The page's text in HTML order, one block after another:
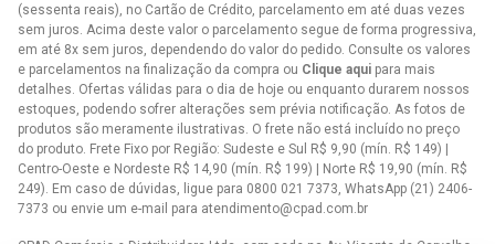
(sessenta reais), no Cartão de Crédito, parcelamento em até duas vezes
sem juros. Acima deste valor o parcelamento segue de forma progressiva,
em até 8x sem juros, dependendo do valor do pedido. Consulte os valores
e parcelamentos na finalização da compra ou Clique aqui para mais
detalhes. Ofertas válidas para o dia de hoje ou enquanto durarem nossos
estoques, podendo sofrer alterações sem prévia notificação. As fotos de
produtos são meramente ilustrativas. O frete não está incluído no preço
do produto. Frete Fixo por Região: Sudeste e Sul R$ 9,90 (mín. R$ 149) |
Centro-Oeste e Nordeste R$ 14,90 (mín. R$ 199) | Norte R$ 19,90 (mín. R$
249). Em caso de dúvidas, ligue para 0800 021 7373, WhatsApp (21) 2406-
7373 ou envie um e-mail para atendimento@cpad.com.br